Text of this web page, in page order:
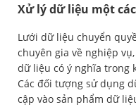
Xử lý dữ liệu một
Lưới dữ liệu chuyển
chuyên gia về nghiệp
dữ liệu có ý nghĩa trong
Các đối tượng sử dụng
cập vào sản phẩm dữ